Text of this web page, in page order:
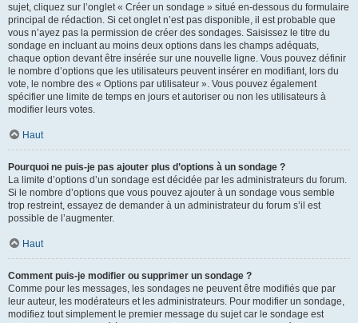
sujet, cliquez sur l’onglet « Créer un sondage » situé en-dessous du formulaire
principal de rédaction. Si cet onglet n’est pas disponible, il est probable que
vous n’ayez pas la permission de créer des sondages. Saisissez le titre du
sondage en incluant au moins deux options dans les champs adéquats,
chaque option devant être insérée sur une nouvelle ligne. Vous pouvez définir
le nombre d’options que les utilisateurs peuvent insérer en modifiant, lors du
vote, le nombre des « Options par utilisateur ». Vous pouvez également
spécifier une limite de temps en jours et autoriser ou non les utilisateurs à
modifier leurs votes.
Haut
Pourquoi ne puis-je pas ajouter plus d’options à un sondage ?
La limite d’options d’un sondage est décidée par les administrateurs du forum.
Si le nombre d’options que vous pouvez ajouter à un sondage vous semble
trop restreint, essayez de demander à un administrateur du forum s’il est
possible de l’augmenter.
Haut
Comment puis-je modifier ou supprimer un sondage ?
Comme pour les messages, les sondages ne peuvent être modifiés que par
leur auteur, les modérateurs et les administrateurs. Pour modifier un sondage,
modifiez tout simplement le premier message du sujet car le sondage est